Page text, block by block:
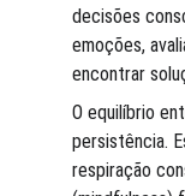
decisões
emoções,
encontrar
O equilíbrio
persistência.
respiração